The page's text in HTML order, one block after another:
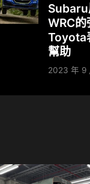
Subaru
WRC
Toyota
幫助
2023 年 9